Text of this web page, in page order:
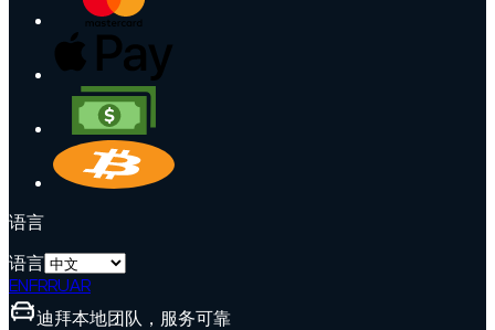
语言
语言
ENFRRUAR
迪拜本地团队，服务可靠